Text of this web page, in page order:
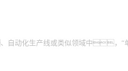
化生产线或类似领域中，“单